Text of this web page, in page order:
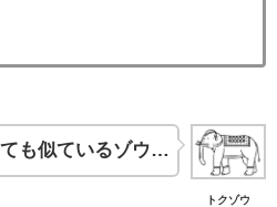
トクゾウ
も似ているゾウ…